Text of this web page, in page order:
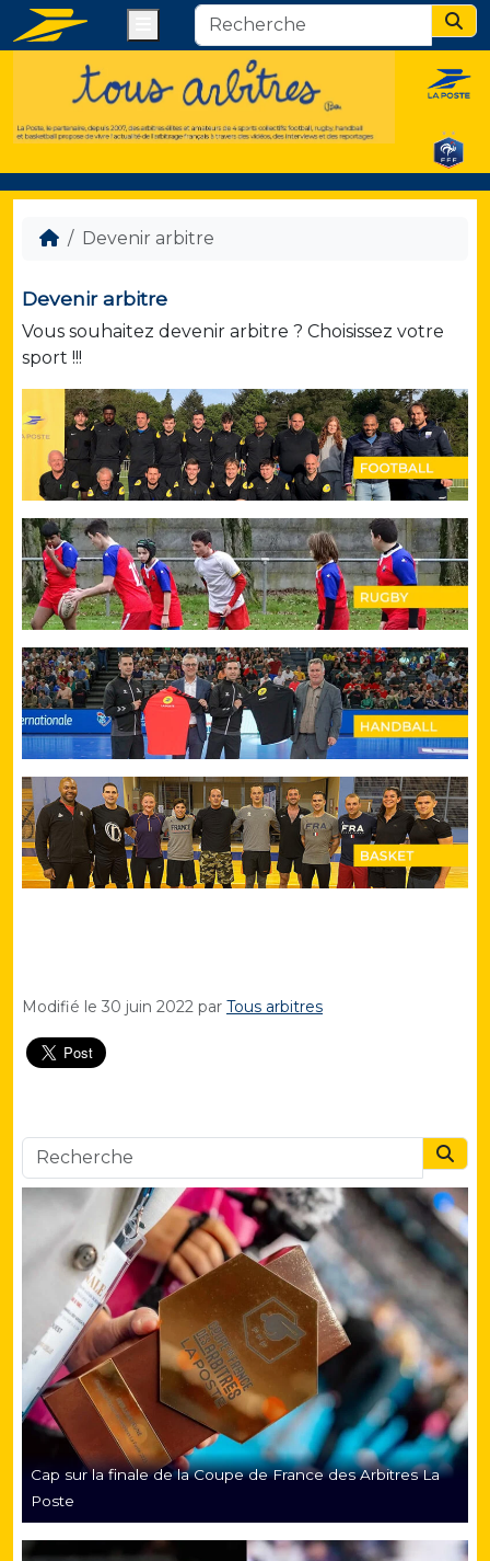
Devenir arbitre
Devenir arbitre
Vous souhaitez devenir arbitre ? Choisissez votre
sport !!!
Modifié le 30 juin 2022 par Tous arbitres
Cap sur la finale de la Coupe de France des Arbitres La
Poste